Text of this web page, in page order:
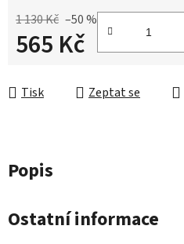
1 130 Kč –50 %
565 Kč
Tisk Zeptat se
Popis
Ostatní informace